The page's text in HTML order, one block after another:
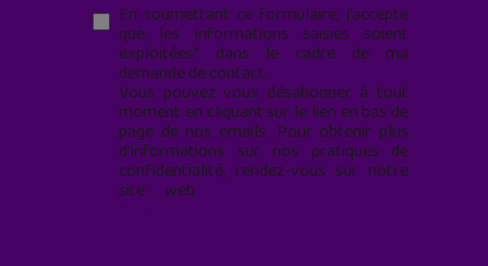
En soumettant ce formulaire, j’accepte
que les informations saisies soient
exploitées* dans le cadre de ma
demande de contact.
Vous pouvez vous désabonner à tout
moment en cliquant sur le lien en bas de
page de nos emails. Pour obtenir plus
d'informations sur nos pratiques de
confidentialité, rendez-vous sur notre
site web